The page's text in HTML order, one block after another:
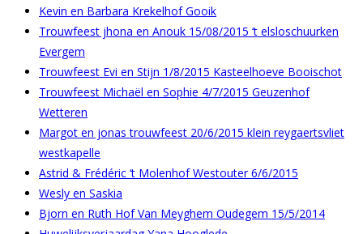
Kevin en Barbara Krekelhof Gooik
Trouwfeest jhona en Anouk 15/08/2015 ‘t elsloschuurken
Evergem
Trouwfeest Evi en Stijn 1/8/2015 Kasteelhoeve Booischot
Trouwfeest Michaël en Sophie 4/7/2015 Geuzenhof
Wetteren
Margot en jonas trouwfeest 20/6/2015 klein reygaertsvliet
westkapelle
Astrid & Frédéric ‘t Molenhof Westouter 6/6/2015
Wesly en Saskia
Bjorn en Ruth Hof Van Meyghem Oudegem 15/5/2014